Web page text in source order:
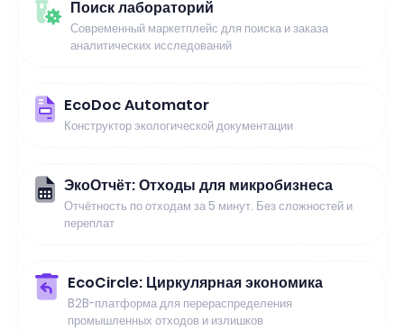
Поиск лабораторий
Современный маркетплейс для поиска и заказа
аналитических исследований
EcoDoc Automator
Конструктор экологической документации
ЭкоОтчёт: Отходы для микробизнеса
Отчётность по отходам за 5 минут. Без сложностей и
переплат
EcoCircle: Циркулярная экономика
B2B-платформа для перераспределения
промышленных отходов и излишков